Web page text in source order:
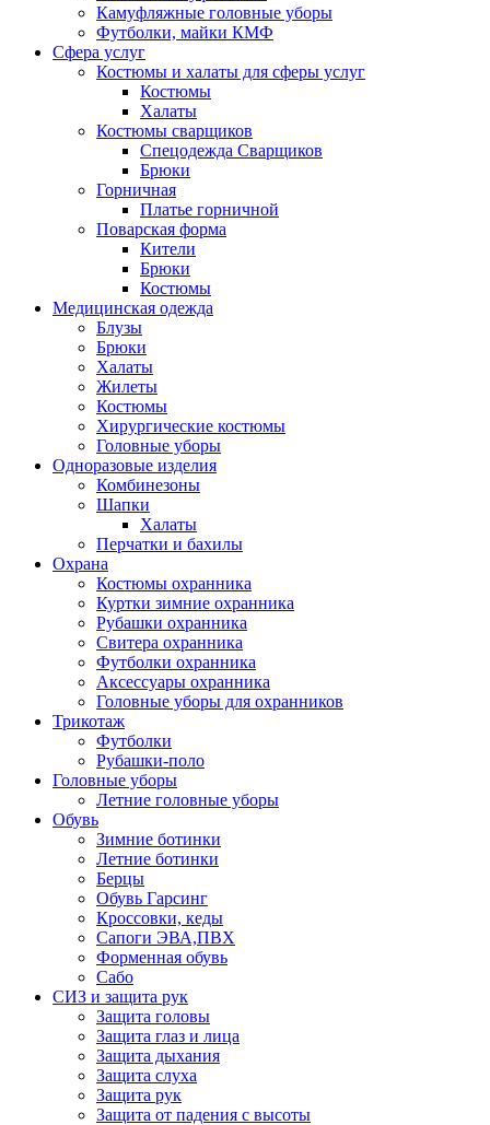
Камуфляжные головные уборы
Футболки, майки КМФ
Сфера услуг
Костюмы и халаты для сферы услуг
Костюмы
Халаты
Костюмы сварщиков
Спецодежда Сварщиков
Брюки
Горничная
Платье горничной
Поварская форма
Кители
Брюки
Костюмы
Медицинская одежда
Блузы
Брюки
Халаты
Жилеты
Костюмы
Хирургические костюмы
Головные уборы
Одноразовые изделия
Комбинезоны
Шапки
Халаты
Перчатки и бахилы
Охрана
Костюмы охранника
Куртки зимние охранника
Рубашки охранника
Свитера охранника
Футболки охранника
Аксессуары охранника
Головные уборы для охранников
Трикотаж
Футболки
Рубашки-поло
Головные уборы
Летние головные уборы
Обувь
Зимние ботинки
Летние ботинки
Берцы
Обувь Гарсинг
Кроссовки, кеды
Сапоги ЭВА,ПВХ
Форменная обувь
Сабо
СИЗ и защита рук
Защита головы
Защита глаз и лица
Защита дыхания
Защита слуха
Защита рук
Защита от падения с высоты